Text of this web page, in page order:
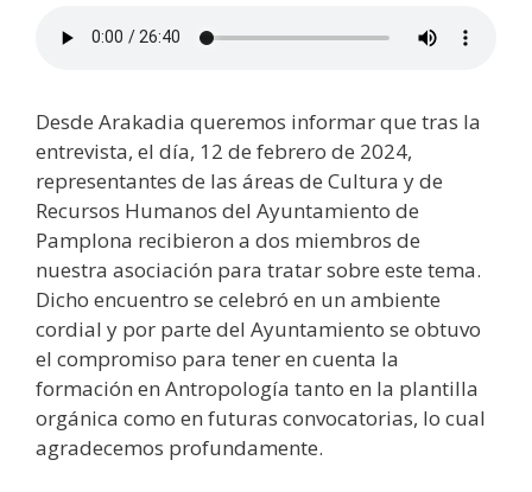
Desde Arakadia queremos informar que tras la
entrevista, el día, 12 de febrero de 2024,
representantes de las áreas de Cultura y de
Recursos Humanos del Ayuntamiento de
Pamplona recibieron a dos miembros de
nuestra asociación para tratar sobre este tema.
Dicho encuentro se celebró en un ambiente
cordial y por parte del Ayuntamiento se obtuvo
el compromiso para tener en cuenta la
formación en Antropología tanto en la plantilla
orgánica como en futuras convocatorias, lo cual
agradecemos profundamente.